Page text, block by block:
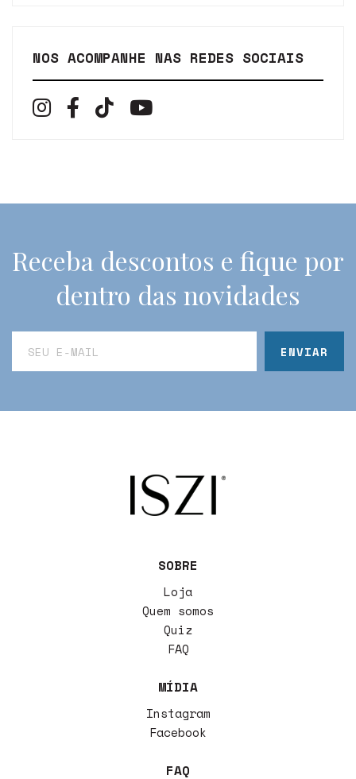
NOS ACOMPANHE NAS REDES SOCIAIS
Receba descontos e fique por
dentro das novidades
SOBRE
Loja
Quem somos
Quiz
FAQ
MÍDIA
Instagram
Facebook
FAQ